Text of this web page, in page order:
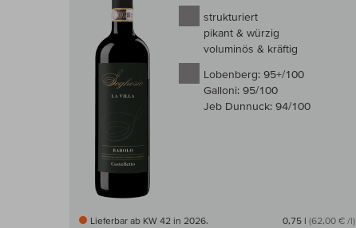
strukturiert
pikant & würzig
voluminös & kräftig
Lobenberg: 95+/100
Galloni: 95/100
Jeb Dunnuck: 94/100
Lieferbar ab KW 42 in 2026. 0,75 l (62,00 € /l)